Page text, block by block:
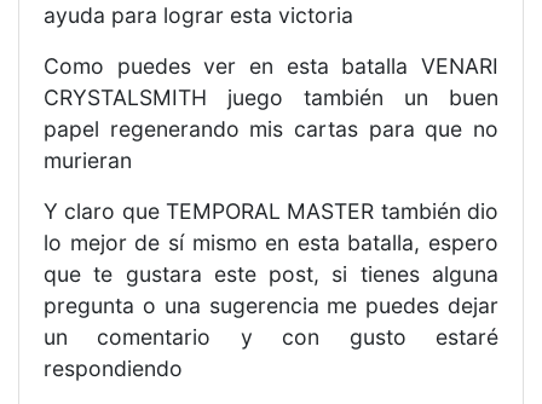
ayuda para lograr esta victoria
Como puedes ver en esta batalla VENARI
CRYSTALSMITH juego también un buen
papel regenerando mis cartas para que no
murieran
Y claro que TEMPORAL MASTER también dio
lo mejor de sí mismo en esta batalla, espero
que te gustara este post, si tienes alguna
pregunta o una sugerencia me puedes dejar
un comentario y con gusto estaré
respondiendo